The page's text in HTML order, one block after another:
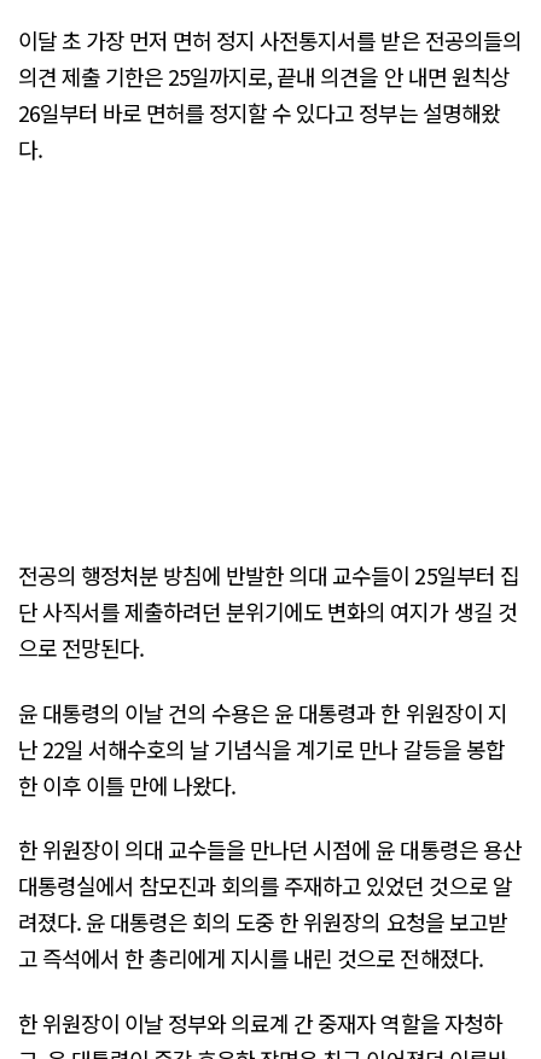
이달 초 가장 먼저 면허 정지 사전통지서를 받은 전공의들의
의견 제출 기한은 25일까지로, 끝내 의견을 안 내면 원칙상
26일부터 바로 면허를 정지할 수 있다고 정부는 설명해왔
다.
전공의 행정처분 방침에 반발한 의대 교수들이 25일부터 집
단 사직서를 제출하려던 분위기에도 변화의 여지가 생길 것
으로 전망된다.
윤 대통령의 이날 건의 수용은 윤 대통령과 한 위원장이 지
난 22일 서해수호의 날 기념식을 계기로 만나 갈등을 봉합
한 이후 이틀 만에 나왔다.
한 위원장이 의대 교수들을 만나던 시점에 윤 대통령은 용산
대통령실에서 참모진과 회의를 주재하고 있었던 것으로 알
려졌다. 윤 대통령은 회의 도중 한 위원장의 요청을 보고받
고 즉석에서 한 총리에게 지시를 내린 것으로 전해졌다.
한 위원장이 이날 정부와 의료계 간 중재자 역할을 자청하